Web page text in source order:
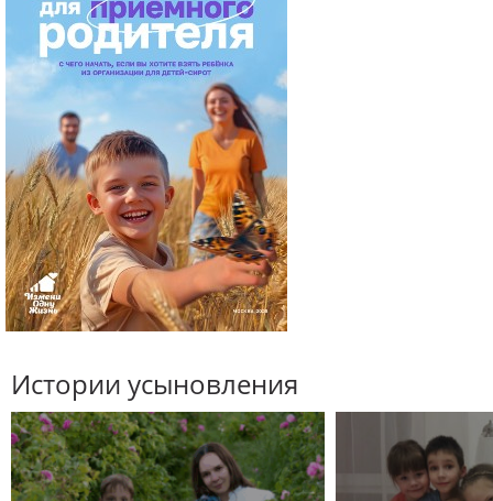
Истории усыновления